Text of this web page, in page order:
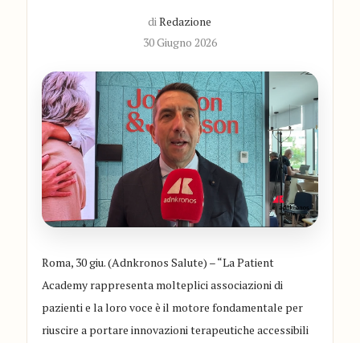
diRedazione
30 Giugno 2026
Roma, 30 giu. (Adnkronos Salute) – “La Patient
Academy rappresenta molteplici associazioni di
pazienti e la loro voce è il motore fondamentale per
riuscire a portare innovazioni terapeutiche accessibili